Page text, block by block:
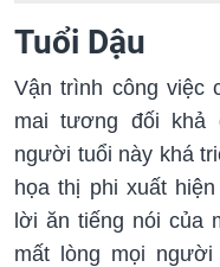
Tuổi Dậu
Vận trình công việc
mai tương đối khả
người tuổi này khá
họa thị phi xuất
lời ăn tiếng nói của
mất lòng mọi người